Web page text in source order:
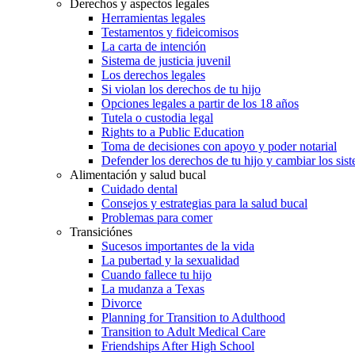
Derechos y aspectos legales
Herramientas legales
Testamentos y fideicomisos
La carta de intención
Sistema de justicia juvenil
Los derechos legales
Si violan los derechos de tu hijo
Opciones legales a partir de los 18 años
Tutela o custodia legal
Rights to a Public Education
Toma de decisiones con apoyo y poder notarial
Defender los derechos de tu hijo y cambiar los
Alimentación y salud bucal
Cuidado dental
Consejos y estrategias para la salud bucal
Problemas para comer
Transiciónes
Sucesos importantes de la vida
La pubertad y la sexualidad
Cuando fallece tu hijo
La mudanza a Texas
Divorce
Planning for Transition to Adulthood
Transition to Adult Medical Care
Friendships After High School